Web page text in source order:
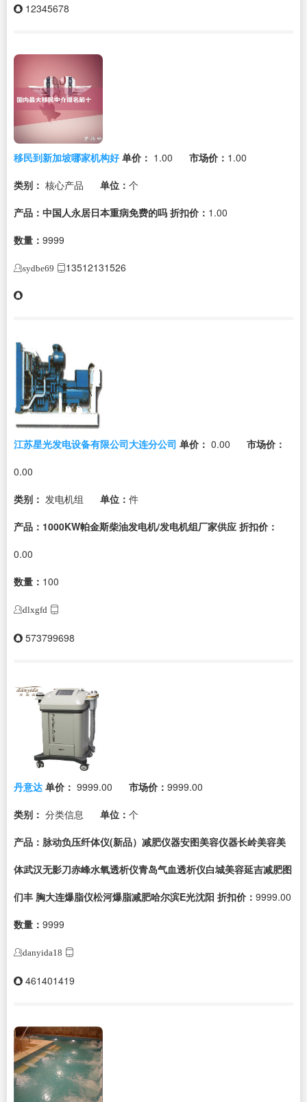
12345678
移民到新加坡哪家机构好 单价： 1.00 市场价： 1.00
类别： 核心产品 单位： 个
产品：中国人永居日本重病免费的吗 折扣价： 1.00
数量： 9999
sydbe69 13512131526
江苏星光发电设备有限公司大连分公司 单价： 0.00
市场价：
0.00
类别： 发电机组 单位： 件
产品：1000KW帕金斯柴油发电机/发电机组厂家供应 折扣价：
0.00
数量： 100
dlxgfd
573799698
丹意达 单价： 9999.00 市场价： 9999.00
类别： 分类信息 单位： 个
产品：脉动负压纤体仪(新品）减肥仪器安图美容仪器长岭美容美
体武汉无影刀赤峰水氧透析仪青岛气血透析仪白城美容延吉减肥图
们丰 胸大连爆脂仪松河爆脂减肥哈尔滨E光沈阳 折扣价： 9999.00
数量： 9999
danyida18
461401419